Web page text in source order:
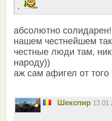
.
абсолютно
нашем честнейшем
честные люди там,
народу))
аж сам афигел от того
Шекспир